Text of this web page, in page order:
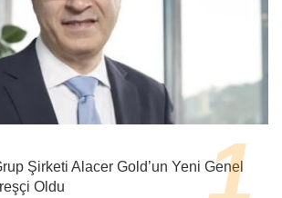
Şirketi Alacer Gold’un Yeni Genel
Oldu